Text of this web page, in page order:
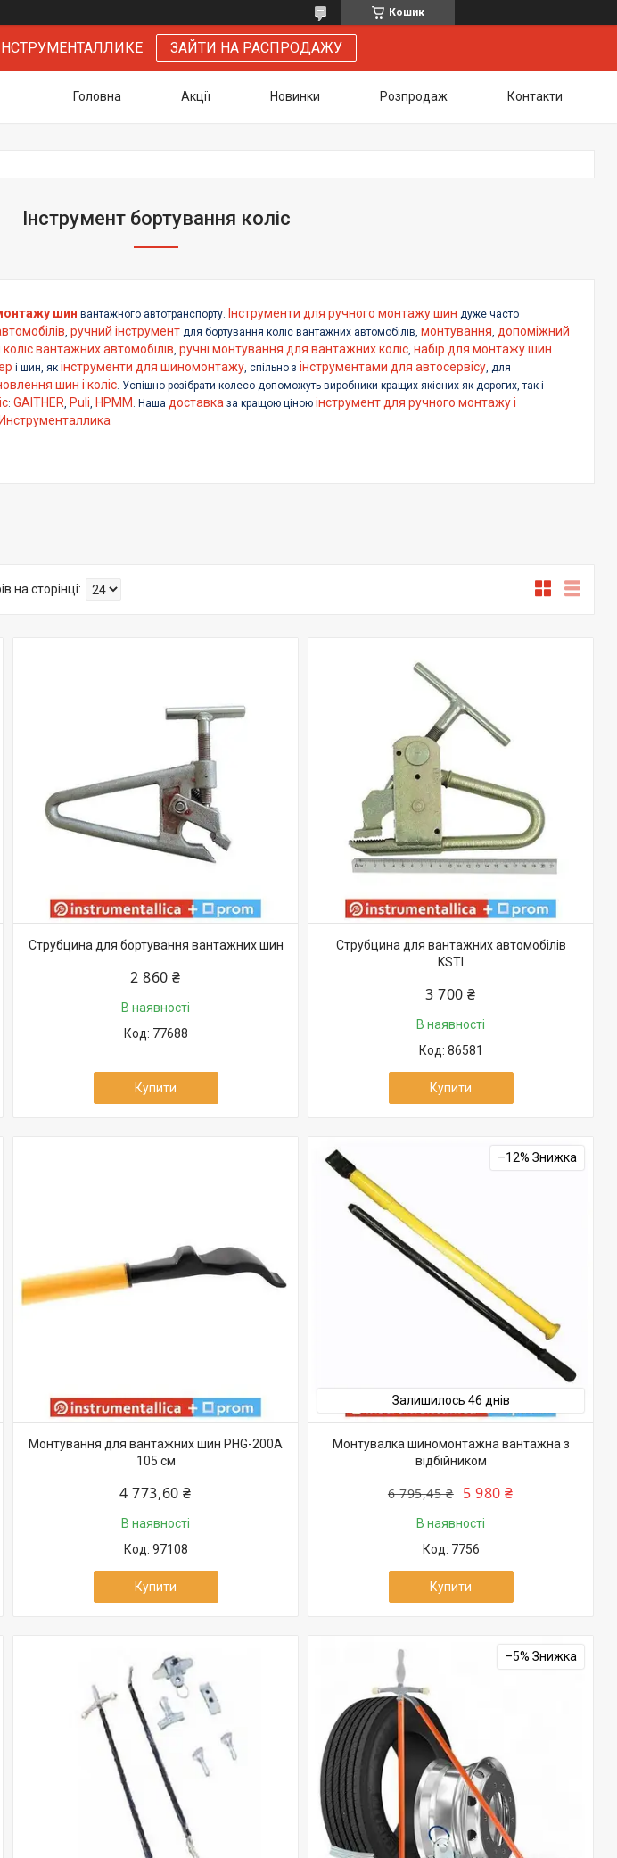
Кошик
ЗАЙТИ НА РАСПРОДАЖУ
Головна Акції Новинки Розпродаж Контакти
Інструмент бортування коліс
шин вантажного автотранспорту. Інструменти для ручного монтажу шин дуже часто
, ручний інструмент для бортування коліс вантажних автомобілів, монтування, допоміжний
вантажних автомобілів, ручні монтування для вантажних коліс, набір для монтажу шин.
і шин, як інструменти для шиномонтажу, спільно з інструментами для автосервісу, для
шин і коліс. Успішно розібрати колесо допоможуть виробники кращих якісних як дорогих, так і
: GAITHER, Puli, HPMM . Наша доставка за кращою ціною інструмент для ручного монтажу і
Инструменталлика
Струбцина для бортування вантажних шин
2 860 ₴
В наявності
77688
Купити
Струбцина для вантажних автомобілів
KSTI
3 700 ₴
В наявності
86581
Купити
Монтування для вантажних шин PHG-200A
105 см
4 773,60 ₴
В наявності
97108
Купити
–12%
Залишилось 46 днів
Монтувалка шиномонтажна вантажна з
відбійником
6 795,45 ₴ 5 980 ₴
В наявності
7756
Купити
–5%